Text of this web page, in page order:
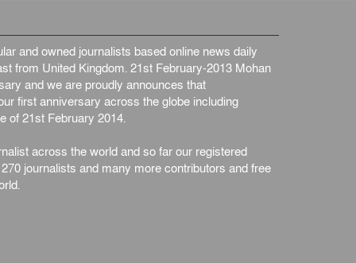
and owned journalists based online news daily
from United Kingdom. 21st February-2013 Mohan
and we are proudly announces that
first anniversary across the globe including
of 21st February 2014.
across the world and so far our registered
journalists and many more contributors and free